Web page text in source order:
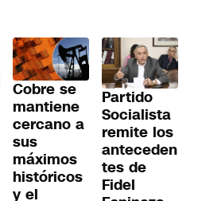
Cobre se
mantiene
cercano a
sus
máximos
históricos
y el
Partido
Socialista
remite los
anteceden
tes de
Fidel